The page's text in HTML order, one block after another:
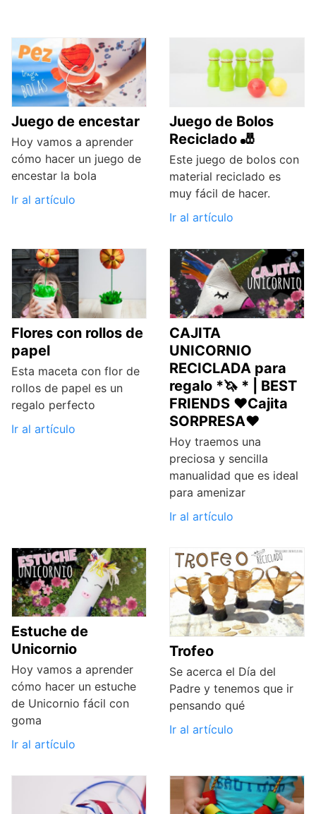
Juego de encestar
Hoy vamos a aprender
cómo hacer un juego de
encestar la bola
Ir al artículo
Juego de Bolos
Reciclado 🎳
Este juego de bolos con
material reciclado es
muy fácil de hacer.
Ir al artículo
Flores con rollos de
papel
Esta maceta con flor de
rollos de papel es un
regalo perfecto
Ir al artículo
CAJITA
UNICORNIO
RECICLADA para
regalo *🦄 * | BEST
FRIENDS ♥Cajita
SORPRESA♥
Hoy traemos una
preciosa y sencilla
manualidad que es ideal
para amenizar
Ir al artículo
Estuche de
Unicornio
Hoy vamos a aprender
cómo hacer un estuche
de Unicornio fácil con
goma
Ir al artículo
Trofeo
Se acerca el Día del
Padre y tenemos que ir
pensando qué
Ir al artículo